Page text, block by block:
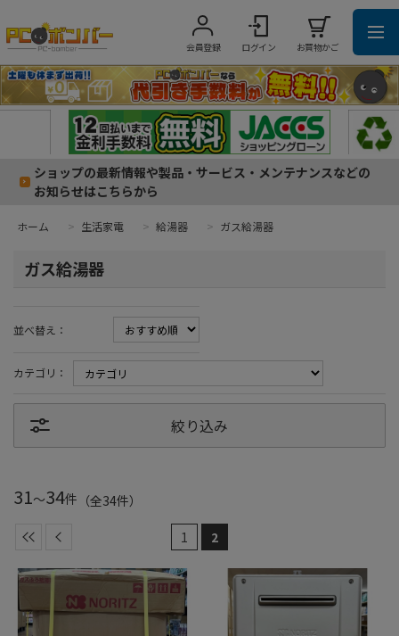
会員登録 ログイン お買物かご
ショップの最新情報や製品・サービス・メンテナンスなどの
お知らせはこちらから
ホーム > 生活家電 > 給湯器 > ガス給湯器
ガス給湯器
並べ替え：
カテゴリ：
絞り込み
31～34件 （全34件）
1 2